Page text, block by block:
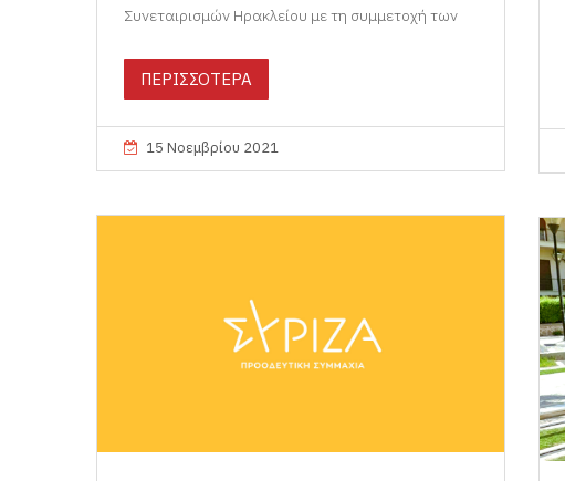
Συνεταιρισμών Ηρακλείου με τη συμμετοχή των
ΠΕΡΙΣΣΟΤΕΡΑ
15 Νοεμβρίου 2021